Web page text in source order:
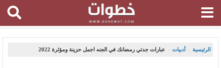
الرئيسية ، أدبيات ، عبارات جدتي رمضانك في الجنه اجمل حزينة ومؤثرة 2022